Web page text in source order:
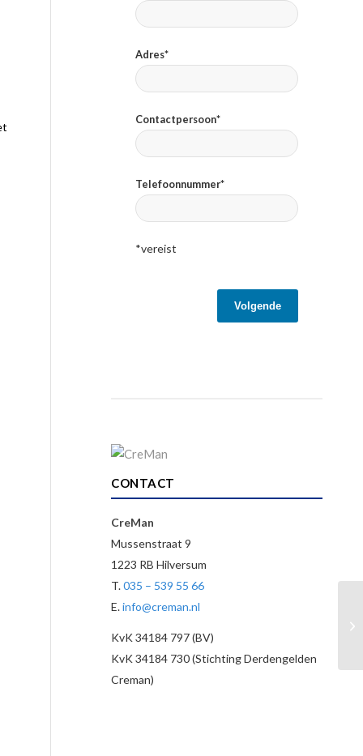
Adres*
Contactpersoon*
Telefoonnummer*
*vereist
Volgende
CONTACT
CreMan
Mussenstraat 9
1223 RB Hilversum
T.035 – 539 55 66
E.info@creman.nl
KvK 34184 797 (BV)
KvK 34184 730 (Stichting Derdengelden
Creman)